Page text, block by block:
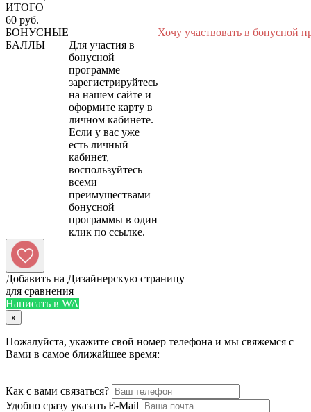
ИТОГО
60 руб.
БОНУСНЫЕ
БАЛЛЫ
Для участия в
бонусной
программе
зарегистрируйтесь
на нашем сайте и
оформите карту в
личном кабинете.
Если у вас уже
есть личный
кабинет,
воспользуйтесь
всеми
преимуществами
бонусной
программы в один
Хочу участвовать в бонусной
Добавить на Дизайнерскую страницу
для сравнения
Написать в WA
x
Пожалуйста, укажите свой номер телефона и мы свяжемся с
Вами в самое ближайшее время:
Как с вами связаться?
Удобно сразу указать E-Mail